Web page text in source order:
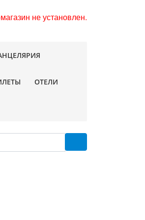
не установлен.
ОТЕЛИ